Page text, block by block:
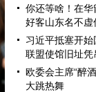
你还等啥！在
好客山东名不虚
习近平抵塞开
联盟使馆旧址凭
欧委会主席“醉
大跳热舞